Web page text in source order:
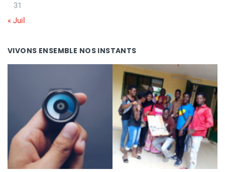
31
« Juil
VIVONS ENSEMBLE NOS INSTANTS